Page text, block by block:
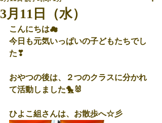
3月11日（水）
こんにちは☁
今日も元気いっぱいの子どもたちでし
た❣
おやつの後は、２つのクラスに分かれ
て活動しました🐤🐰
ひよこ組さんは、お散歩へ☆彡